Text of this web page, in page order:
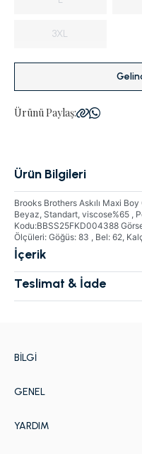
3XL
Ürünü Paylaş:
Ürün Bilgileri
Brooks Brothers Askılı Maxi
Beyaz, Standart, viscose%65 ,
Kodu:BBSS25FKD004388
Ölçüleri: Göğüs: 83 , Bel: 62,
İçerik
Teslimat & İade
BILGI
Hakkımızda
İletişim
GENEL
Kampanyalar
YARDIM